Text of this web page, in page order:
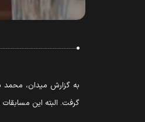
به گزارش میدان، محمد
گرفت. البته این